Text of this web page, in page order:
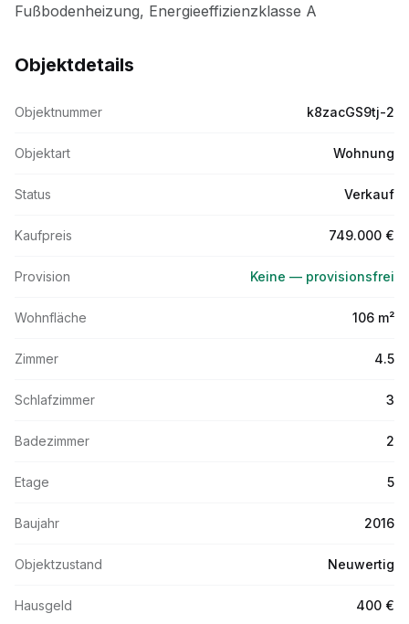
Objektdetails
Objektnummer k8zacGS9tj-2
Objektart Wohnung
Status Verkauf
Kaufpreis 749.000 €
Provision Keine — provisionsfrei
Wohnfläche 106 m²
Zimmer 4.5
Schlafzimmer 3
Badezimmer 2
Etage 5
Baujahr 2016
Objektzustand Neuwertig
Hausgeld 400 €